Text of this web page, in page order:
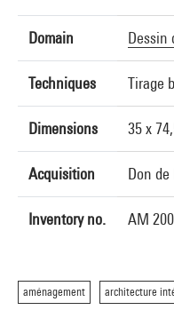
Domain Dessin
Techniques Tirage
Dimensions 35 x
Acquisition Don
Inventory no. AM
aménagement architecture